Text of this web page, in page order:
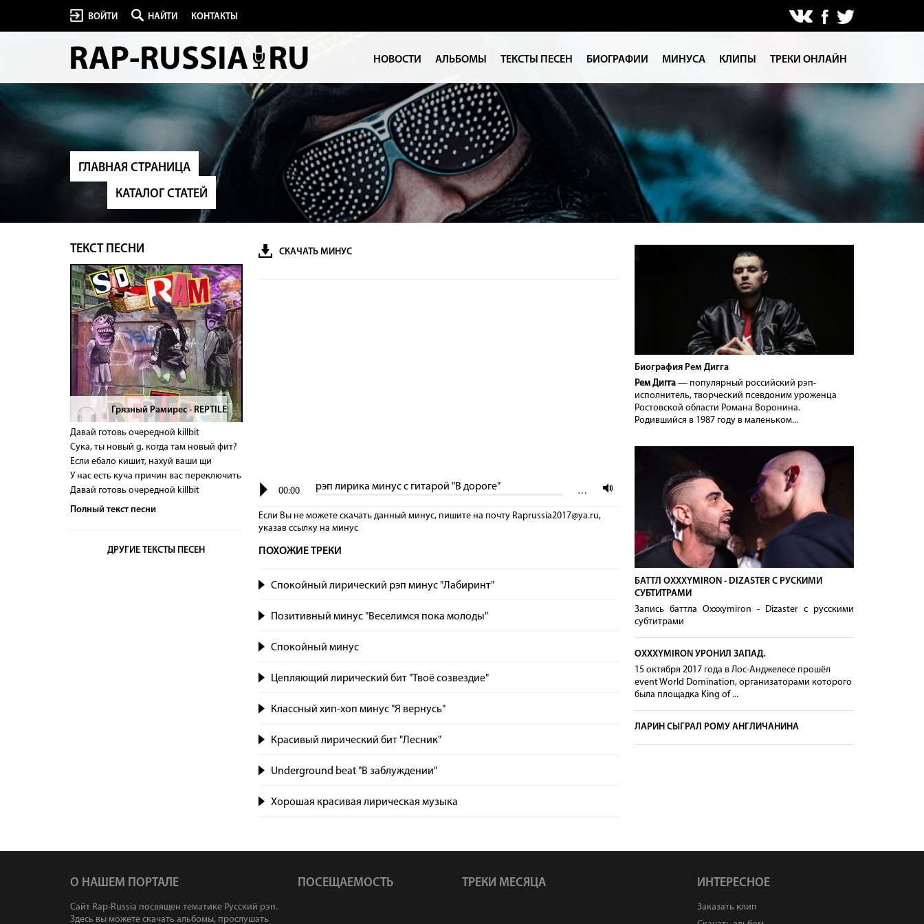
ВОЙТИ НАЙТИ КОНТАКТЫ
НОВОСТИ АЛЬБОМЫ ТЕКСТЫ ПЕСЕН БИОГРАФИИ МИНУСА КЛИПЫ ТРЕКИ ОНЛАЙН
ГЛАВНАЯ СТРАНИЦА
КАТАЛОГ СТАТЕЙ
ТЕКСТ ПЕСНИ
> Грязный Рамирес - REPTILE
Давай готовь очередной killbit
Сука, ты новый g, когда там новый фит?
Если ебало кишит, нахуй ваши щи
У нас есть куча причин вас переключить
Давай готовь очередной killbit
Полный текст песни
ДРУГИЕ ТЕКСТЫ ПЕСЕН
СКАЧАТЬ МИНУС
рэп лирика минус с гитарой "В дороге"
00:00 …
Если Вы не можете скачать данный минус, пишите на почту Raprussia2017@ya.ru,
указав сcылку на минус
ПОХОЖИЕ ТРЕКИ
Спокойный лирический рэп минус "Лабиринт"
Позитивный минус "Веселимся пока молоды"
Спокойный минус
Цепляющий лирический бит "Твоё созвездие"
Классный хип-хоп минус "Я вернусь"
Красивый лирический бит "Лесник"
Underground beat "В заблуждении"
Хорошая красивая лирическая музыка
Биография Рем Дигга
Рем Дигга— популярный российский рэп-
исполнитель, творческий псевдоним уроженца
Ростовской области Романа Воронина.
Родившийся в 1987 году в маленьком...
БАТТЛ OXXXYMIRON - DIZASTER С РУСКИМИ
СУБТИТРАМИ
Запись баттла Oxxxymiron - Dizaster с русскими
субтитрами
OXXXYMIRON УРОНИЛ ЗАПАД.
15 октября 2017 года в Лос-Анджелесе прошёл
event World Domination, организаторами которого
была площадка King of ...
ЛАРИН СЫГРАЛ РОМУ АНГЛИЧАНИНА
О НАШЕМ ПОРТАЛЕ
Сайт Rap-Russia посвящен тематике Русский рэп.
Здесь вы можете скачать альбомы, прослушать
ПОСЕЩАЕМОСТЬ ТРЕКИ МЕСЯЦА ИНТЕРЕСНОЕ
Заказать клип